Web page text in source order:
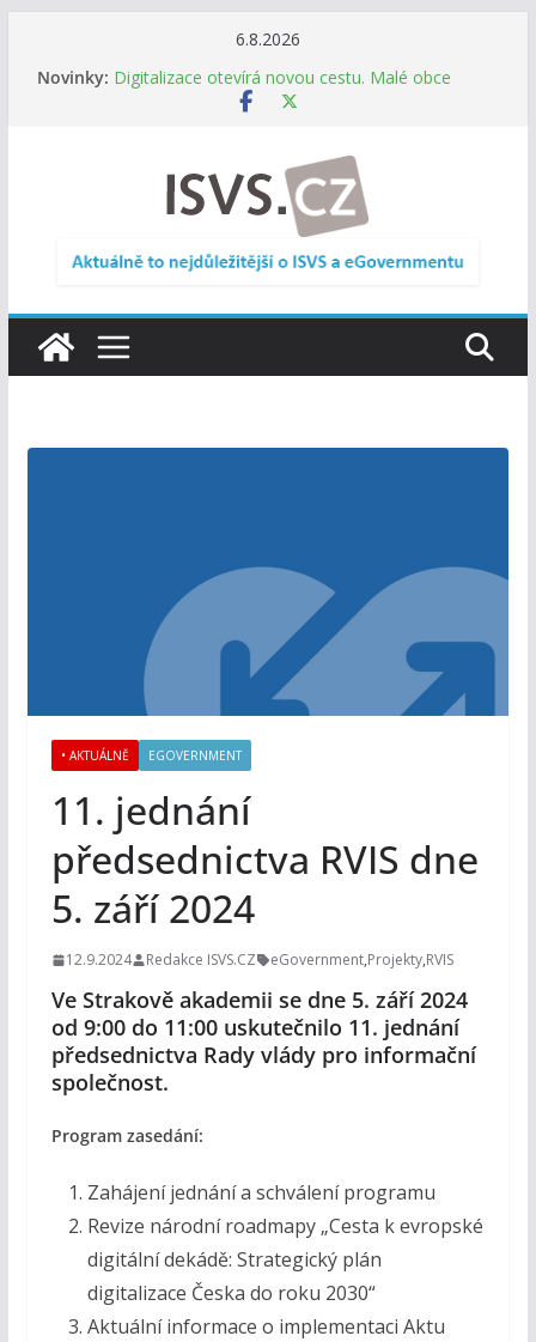
6.8.2026
Novinky: Digitalizace otevírá novou cestu. Malé obce
nemusí zanikat, mohou více spolupracovat
DIA: Informační systém dlouhodobého řízení
(ISDŘ) je od července v plném provozu
RVIS – Výbor pro architekturu a řízení ICT
zveřejnil materiály z nového jednání
Informace o obcích vždy po ruce. SMS ČR spouští
• AKTUÁLNĚ EGOVERNMENT
11. jednání
předsednictva RVIS dne
5. září 2024
12.9.2024 Redakce ISVS.CZ eGovernment,Projekty,RVIS
Ve Strakově akademii se dne 5. září 2024
od 9:00 do 11:00 uskutečnilo 11. jednání
předsednictva Rady vlády pro informační
společnost.
Program zasedání:
Zahájení jednání a schválení programu
Revize národní roadmapy „Cesta k evropské
digitální dekádě: Strategický plán
digitalizace Česka do roku 2030“
Aktuální informace o implementaci Aktu